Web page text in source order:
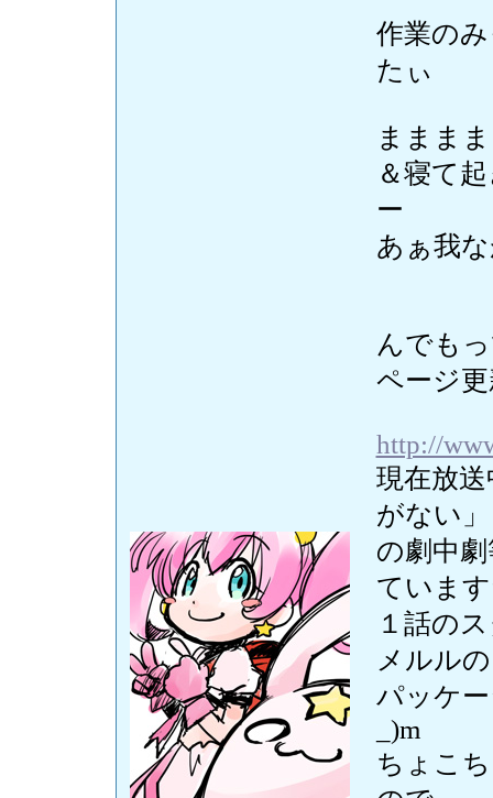
作業の
たぃ
ままま
＆寝て
ー
あぁ我
んでも
ページ
http://
現在放
がない」
の劇中
ていま
１話の
メルルの
パッケ
_)m
ちょこ